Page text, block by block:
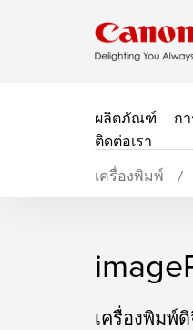
ผลิตภัณฑ์ ก
ติดต่อเรา
เครื่องพิมพ์
เครื่องพิมพ์